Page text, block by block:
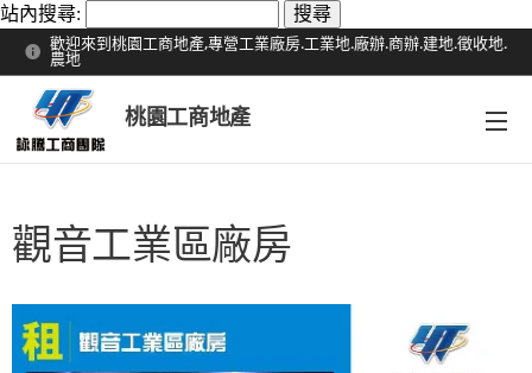
站內搜尋:
歡迎來到桃園工商地產,專營工業廠房.工業地.廠辦.商辦.建地.徵收地.
農地
桃園工商地產
觀音工業區廠房